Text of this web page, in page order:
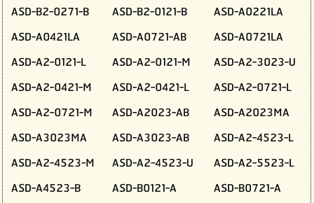
ASD-B2-0271-B
ASD-B2-0121-B
ASD-A0221LA
ASD-A0421LA
ASD-A0721-AB
ASD-A0721LA
ASD-A2-0121-L
ASD-A2-0121-M
ASD-A2-3023-U
ASD-A2-0421-M
ASD-A2-0421-L
ASD-A2-0721-L
ASD-A2-0721-M
ASD-A2023-AB
ASD-A2023MA
ASD-A3023MA
ASD-A3023-AB
ASD-A2-4523-L
ASD-A2-4523-M
ASD-A2-4523-U
ASD-A2-5523-L
ASD-A4523-B
ASD-B0121-A
ASD-B0721-A